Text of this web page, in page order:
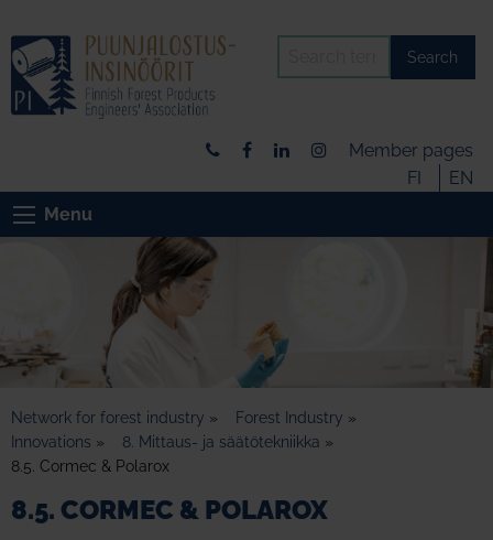
Search
Member pages
FI
EN
Menu
Network for forest industry » Forest Industry »
Innovations » 8. Mittaus- ja säätötekniikka »
8.5. Cormec & Polarox
8.5. CORMEC & POLAROX